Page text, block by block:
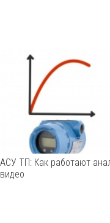
АСУ ТП: Как работают
видео